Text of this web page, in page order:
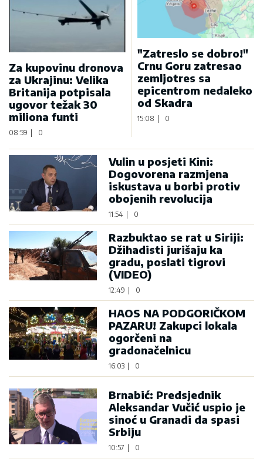
Za kupovinu dronova
za Ukrajinu: Velika
Britanija potpisala
ugovor težak 30
miliona funti
08:59 0
"Zatreslo se dobro!"
Crnu Goru zatresao
zemljotres sa
epicentrom nedaleko
od Skadra
15:08 | 0
Vulin u posjeti Kini:
Dogovorena razmjena
iskustava u borbi protiv
obojenih revolucija
11:54 0
Razbuktao se rat u Siriji:
Džihadisti jurišaju ka
gradu, poslati tigrovi
(VIDEO)
12:49 0
HAOS NA PODGORIČKOM
PAZARU! Zakupci lokala
ogorčeni na
gradonačelnicu
16:03 0
Brnabić: Predsjednik
Aleksandar Vučić uspio je
sinoć u Granadi da spasi
Srbiju
10:57 0